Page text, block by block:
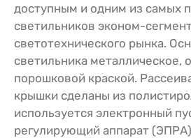
доступным и одним из самых
светильников эконом-
светотехнического рынка.
светильника металлическое,
порошковой краской.
крышки сделаны из
используется электронный
регулирующий аппарат